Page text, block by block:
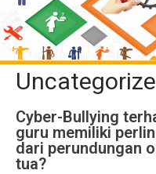
Cyber-Bullying
guru memiliki
dari perundungan
tua?